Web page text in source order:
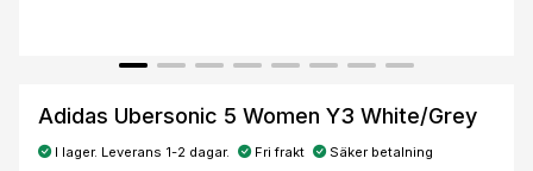
Adidas Ubersonic 5 Women Y3 White/Grey
I lager. Leverans 1-2 dagar. Fri frakt Säker betalning